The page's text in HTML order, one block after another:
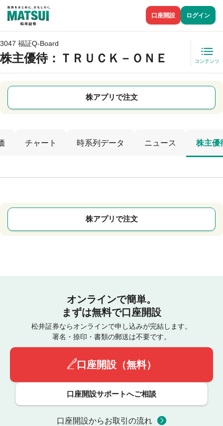
口座開設 ログイン
3047 福証Q-Board
株主優待：ＴＲＵＣＫ－ＯＮＥ コンテンツ
株アプリで注文
チャート 時系列データ ニュース 株主優
株アプリで注文
オンラインで簡単。
まずは無料で口座開設
松井証券ならオンラインで申し込みが完結します。
署名・捺印・書類の郵送は不要です。
口座開設（無料）
口座開設サポートへご相談
口座開設からお取引の流れ